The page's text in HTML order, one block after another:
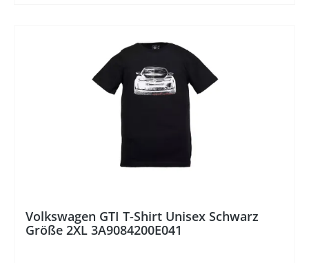
Volkswagen GTI T-Shirt Unisex Schwarz
Größe 2XL 3A9084200E041